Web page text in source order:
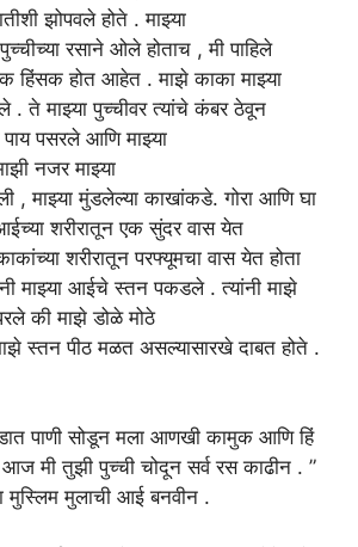
झोपवले होते . माझ्या
रसाने ओले होताच , मी पाहिले
हिंसक होत आहेत . माझे काका माझ्या
ते माझ्या पुच्चीवर त्यांचे कंबर ठेवून
पसरले आणि माझ्या
नजर माझ्या
, माझ्या मुंडलेल्या काखांकडे. गोरा आणि घा
शरीरातून एक सुंदर वास येत
शरीरातून परफ्यूमचा वास येत होता
माझ्या आईचे स्तन पकडले . त्यांनी माझे
की माझे डोळे मोठे
स्तन पीठ मळत असल्यासारखे दाबत होते .
पाणीसोडूनमला आणखी कामुक आणि हिं
मी तुझी पुच्ची चोदून सर्व रस काढीन . ”
मुस्लिम मुलाची आई बनवीन .